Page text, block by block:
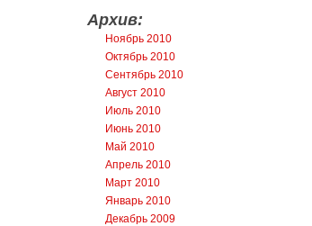
Архив:
Ноябрь 2010
Октябрь 2010
Сентябрь 2010
Август 2010
Июль 2010
Июнь 2010
Май 2010
Апрель 2010
Март 2010
Январь 2010
Декабрь 2009